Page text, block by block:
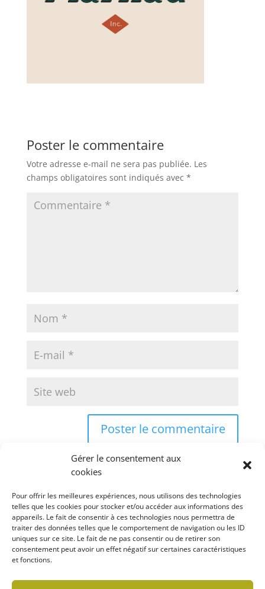
Gérer le consentement aux
cookies
Pour offrir les meilleures expériences, nous utilisons des technologies
telles que les cookies pour stocker et/ou accéder aux informations des
appareils. Le fait de consentir à ces technologies nous permettra de
traiter des données telles que le comportement de navigation ou les ID
uniques sur ce site. Le fait de ne pas consentir ou de retirer son
consentement peut avoir un effet négatif sur certaines caractéristiques
et fonctions.
Poster le commentaire
Votre adresse e-mail ne sera pas publiée. Les
champs obligatoires sont indiqués avec *
Rechercher
Politique de confidentialité